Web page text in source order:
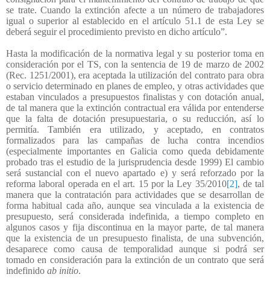
se trate. Cuando la extinción afecte a un número de trabajadores
igual o superior al establecido en el artículo 51.1 de esta Ley se
deberá seguir el procedimiento previsto en dicho artículo”.
Hasta la modificación de la normativa legal y su posterior toma en
consideración por el TS, con la sentencia de 19 de marzo de 2002
(Rec. 1251/2001), era aceptada la utilización del contrato para obra
o servicio determinado en planes de empleo, y otras actividades que
estaban vinculados a presupuestos finalistas y con dotación anual,
de tal manera que la extinción contractual era válida por entenderse
que la falta de dotación presupuestaria, o su reducción, así lo
permitía. También era utilizado, y aceptado, en contratos
formalizados para las campañas de lucha contra incendios
(especialmente importantes en Galicia como queda debidamente
probado tras el estudio de la jurisprudencia desde 1999) El cambio
será sustancial con el nuevo apartado e) y será reforzado por la
reforma laboral operada en el art. 15 por la Ley 35/2010[2], de tal
manera que la contratación para actividades que se desarrollan de
forma habitual cada año, aunque sea vinculada a la existencia de
presupuesto, será considerada indefinida, a tiempo completo en
algunos casos y fija discontinua en la mayor parte, de tal manera
que la existencia de un presupuesto finalista, de una subvención,
desaparece como causa de temporalidad aunque si podrá ser
tomado en consideración para la extinción de un contrato que será
indefinido ab initio.